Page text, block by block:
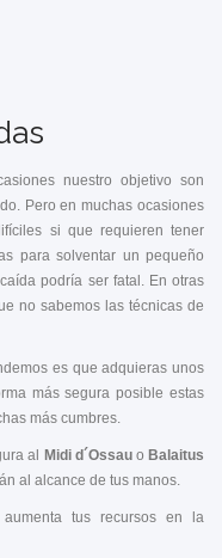
nuestro objetivo son
Pero en muchas ocasiones
si que requieren tener
para solventar un pequeño
podría ser fatal. En otras
no sabemos las técnicas de
es que adquieras unos
más segura posible estas
más cumbres.
al Midi d´Ossauo Balaitus
al alcance de tus manos.
tus recursos en la